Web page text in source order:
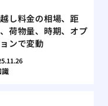
し料金の相場、距
荷物量、時期、オプ
ンで変動
識